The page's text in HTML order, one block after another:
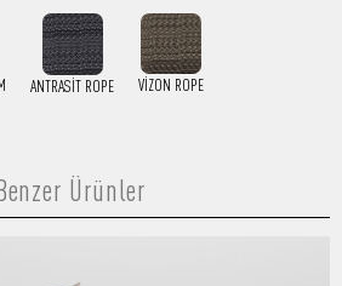
ANTRASIT ROPE VIZON ROPE
Ürünler